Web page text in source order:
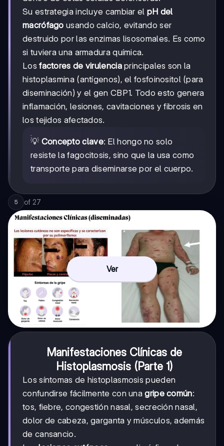
Su estrategia incluye cambiar el pH del
macrófago usando calcio, evitando ser
destruido por las enzimas lisosomales. Es como
si tuviera una armadura química.
Losfactores de virulenciaprincipales son la
histoplasmina (antígenos), el fosfoinositol (para
diseminación) y el gen CBP1. Todo esto genera
inflamación, lesiones, cavitaciones y fibrosis en
los tejidos afectados.
💡 Concepto clave: El hongo no solo
resiste la fagocitosis, sino que la usa como
transporte para diseminarse por el cuerpo.
5 of 27
Ver
Manifestaciones Clínicas de
Histoplasmosis (Parte 1)
Los síntomas de histoplasmosis pueden
confundirse fácilmente con unagripe común:
tos, fiebre, congestión nasal, secreción nasal,
dolor de cabeza, garganta y músculos, además
de cansancio.